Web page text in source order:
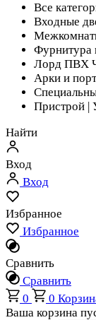
Все
Входные
Фурнитура
Лорд ПВХ
Арки и
Пристрой |
Найти
Вход
Вход
Избранное
Избранное
Сравнить
Сравнить
0
0
Ваша корзина